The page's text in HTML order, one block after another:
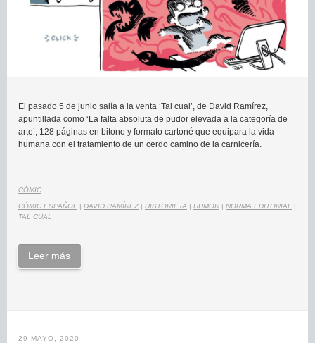
El pasado 5 de junio salía a la venta ‘Tal cual’, de David Ramírez,
apuntillada como ‘La falta absoluta de pudor elevada a la categoría de
arte’, 128 páginas en bitono y formato cartoné que equipara la vida
humana con el tratamiento de un cerdo camino de la carnicería.
CÓMIC
CÓMIC ESPAÑOL DAVID RAMÍREZ| HISTORIETA HUMOR NORMA EDITORIAL
TAL CUAL
Leer más
29 MAYO, 2020